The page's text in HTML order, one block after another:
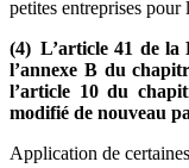
petites entreprises pour
(4) L’article 41 de la
l’annexe B du
l’article 10 du
modifié de nouveau
Application de